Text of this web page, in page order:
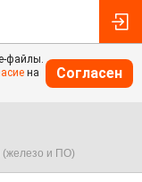
файлы.
на
Согласен
(железо и ПО)